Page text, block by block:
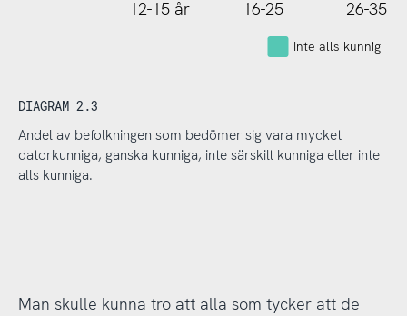
12-15 år 16-25 26-35
Inte alls kunnig
DIAGRAM 2.3
Andel av befolkningen som bedömer sig vara mycket
datorkunniga, ganska kunniga, inte särskilt kunniga eller inte
alls kunniga.
Man skulle kunna tro att alla som tycker att de